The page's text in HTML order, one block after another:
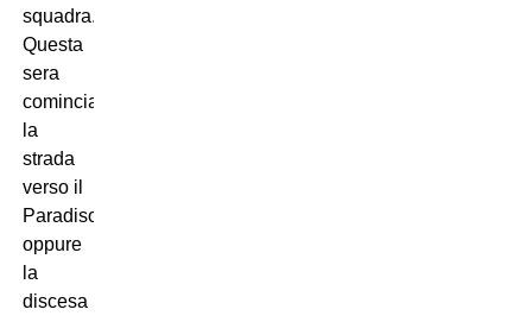
squadra.
Questa
sera
comincia
la
strada
verso il
Paradiso
oppure
la
discesa